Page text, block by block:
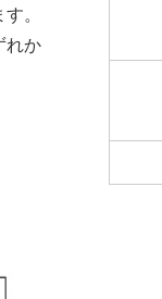
。
れか